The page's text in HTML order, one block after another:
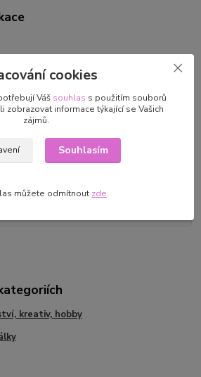
23 Bolatice, CZ
kreativ, hobby
cookies
Váš souhlas s použitím souborů
zobrazovat informace týkající se Vašich
zájmů.
Souhlasím
můžete odmítnout zde.